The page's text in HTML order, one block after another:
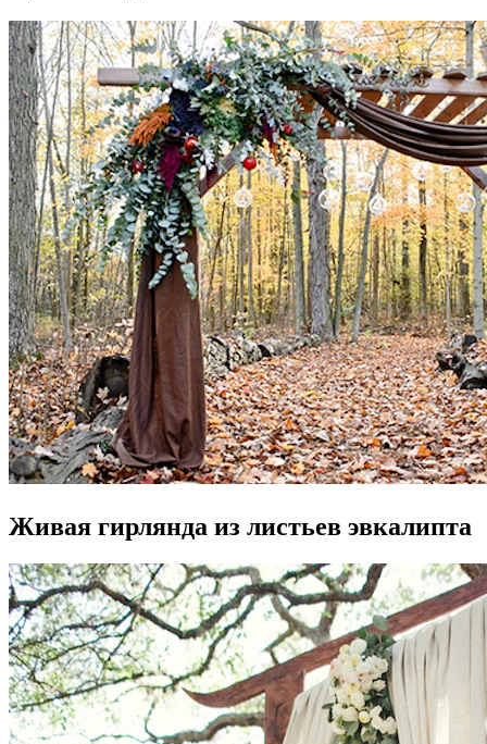
Живая гирлянда из листьев эвкалипта